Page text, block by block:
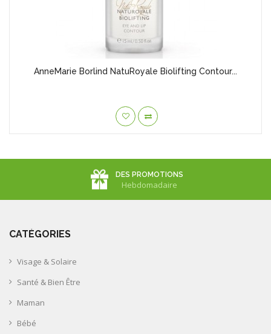
AnneMarie Borlind NatuRoyale Biolifting Contour...
DES PROMOTIONS
Hebdomadaire
CATÉGORIES
Visage & Solaire
Santé & Bien Être
Maman
Bébé